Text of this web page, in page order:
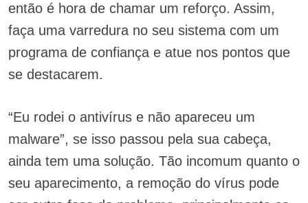
então é hora de chamar um reforço. Assim,
faça uma varredura no seu sistema com um
programa de confiança e atue nos pontos que
se destacarem.
“Eu rodei o antivírus e não apareceu um
malware”, se isso passou pela sua cabeça,
ainda tem uma solução. Tão incomum quanto o
seu aparecimento, a remoção do vírus pode